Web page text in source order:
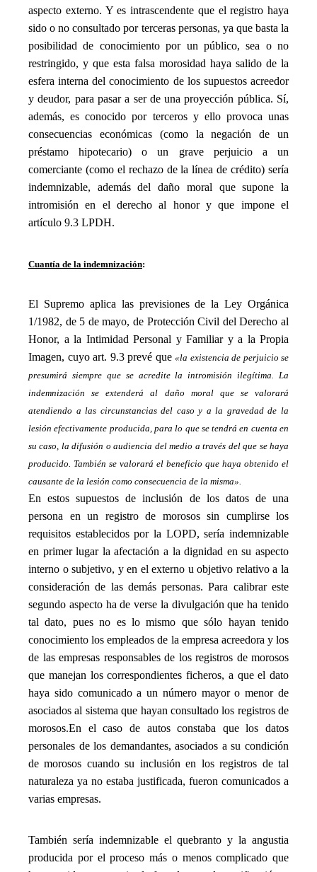
aspecto externo. Y es intrascendente que el registro haya
sido o no consultado por terceras personas, ya que basta la
posibilidad de conocimiento por un público, sea o no
restringido, y que esta falsa morosidad haya salido de la
esfera interna del conocimiento de los supuestos acreedor
y deudor, para pasar a ser de una proyección pública. Sí,
además, es conocido por terceros y ello provoca unas
consecuencias económicas (como la negación de un
préstamo hipotecario) o un grave perjuicio a un
comerciante (como el rechazo de la línea de crédito) sería
indemnizable, además del daño moral que supone la
intromisión en el derecho al honor y que impone el
artículo 9.3 LPDH.
Cuantía de la indemnización:
El Supremo aplica las previsiones de la Ley Orgánica
1/1982, de 5 de mayo, de Protección Civil del Derecho al
Honor, a la Intimidad Personal y Familiar y a la Propia
Imagen, cuyo art. 9.3 prevé que «la existencia de perjuicio se
presumirá siempre que se acredite la intromisión ilegítima. La
indemnización se extenderá al daño moral que se valorará
atendiendo a las circunstancias del caso y a la gravedad de la
lesión efectivamente producida, para lo que se tendrá en cuenta en
su caso, la difusión o audiencia del medio a través del que se haya
producido. También se valorará el beneficio que haya obtenido el
causante de la lesión como consecuencia de la misma».
En estos supuestos de inclusión de los datos de una
persona en un registro de morosos sin cumplirse los
requisitos establecidos por la LOPD, sería indemnizable
en primer lugar la afectación a la dignidad en su aspecto
interno o subjetivo, y en el externo u objetivo relativo a la
consideración de las demás personas. Para calibrar este
segundo aspecto ha de verse la divulgación que ha tenido
tal dato, pues no es lo mismo que sólo hayan tenido
conocimiento los empleados de la empresa acreedora y los
de las empresas responsables de los registros de morosos
que manejan los correspondientes ficheros, a que el dato
haya sido comunicado a un número mayor o menor de
asociados al sistema que hayan consultado los registros de
morosos.En el caso de autos constaba que los datos
personales de los demandantes, asociados a su condición
de morosos cuando su inclusión en los registros de tal
naturaleza ya no estaba justificada, fueron comunicados a
varias empresas.
También sería indemnizable el quebranto y la angustia
producida por el proceso más o menos complicado que